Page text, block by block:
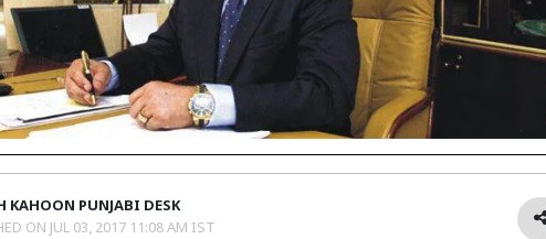
KAHOON PUNJABI DESK
ON JUL 03, 2017 11:08 AM IST